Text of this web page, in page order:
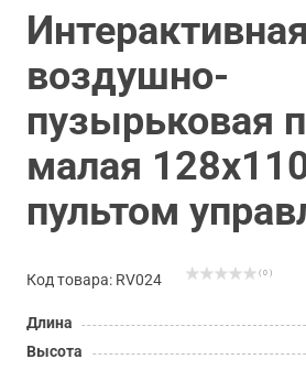
Интерактивная
воздушно-
пузырьковая
малая
пультом
Код товара: RV024 ( 0 )
Длина
Высота